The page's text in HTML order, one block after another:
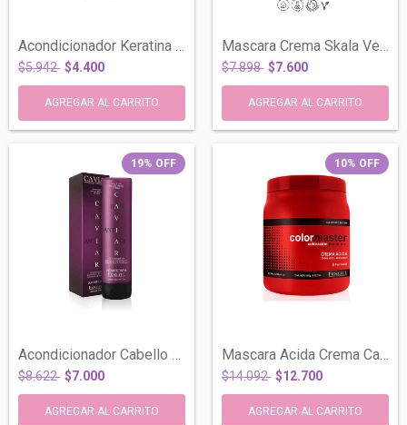
Acondicionador Keratina Reparador Anti F...
$5.942 $4.400
Mascara Crema Skala Vegana Apta Curly Gi...
$7.898 $7.600
19% OFF
Acondicionador Cabello Seco Dañado Cavia...
$8.622 $7.000
10% OFF
Mascara Acida Crema Capilar Color Master...
$14.092 $12.700